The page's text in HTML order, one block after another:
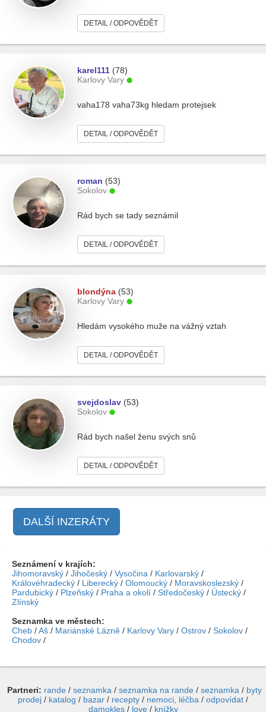
DETAIL / ODPOVĚDĚT
karel111 (78)
Karlovy Vary
vaha178 vaha73kg hledam protejsek
DETAIL / ODPOVĚDĚT
roman (53)
Sokolov
Rád bych se tady seznámil
DETAIL / ODPOVĚDĚT
blondýna (53)
Karlovy Vary
Hledám vysokého muže na vážný vztah
DETAIL / ODPOVĚDĚT
svejdoslav (53)
Sokolov
Rád bych našel ženu svých snů
DETAIL / ODPOVĚDĚT
DALŠÍ INZERÁTY
Seznámení v krajích:
Jihomoravský / Jihočeský / Vysočina / Karlovarský /
Královéhradecký / Liberecký / Olomoucký / Moravskoslezský /
Pardubický / Plzeňský / Praha a okolí / Středočeský / Ústecký /
Zlínský
Seznamka ve městech:
Cheb /Aš / Mariánské Lázně / Karlovy Vary / Ostrov / Sokolov /
Chodov /
Partneri: rande/ seznamka / seznamka na rande/ seznamka / byty
prodej / katalog / bazar / recepty / nemoci, léčba / odpovídat /
damokles/ love/ knížky